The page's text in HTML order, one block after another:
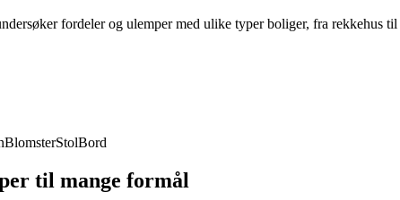
fordeler og ulemper med ulike typer boliger, fra rekkehus
BlomsterStolBord
til mange formål